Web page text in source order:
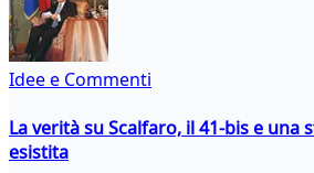
Idee e Commenti
La verità su Scalfaro, il 41-bis e una
esistita